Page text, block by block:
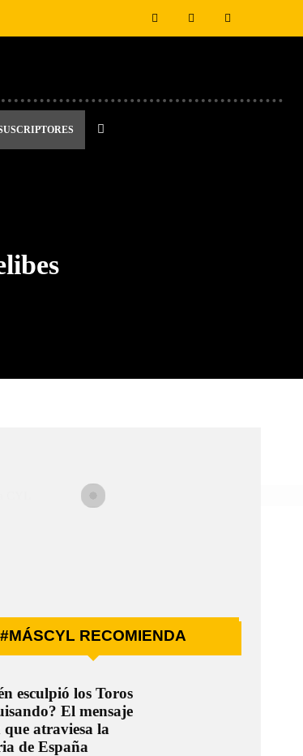
#MÁSCYL RECOMIENDA
esculpió los Toros
El mensaje
que atraviesa la
de España